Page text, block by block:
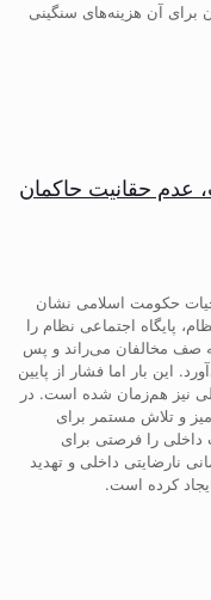
برای آن هزینه‌های سنگینی
عدم حقانیت حاکمان
حکومت اسلامی نشان
پایگاه اجتماعی نظام را
صف مخالفان می‌راند و پس
این بار اما فشار از پایین
نیز هم‌زمان شده است. در
و تلاش مستمر برای
را فرصتی برای
نارضایتی داخلی و تهدید
کرده است.